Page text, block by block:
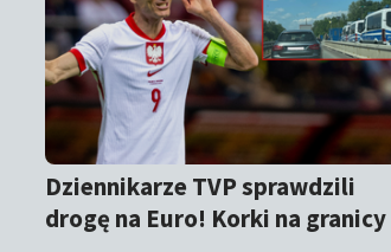
Dziennikarze TVP sprawdzili
drogę na Euro! Korki na granicy